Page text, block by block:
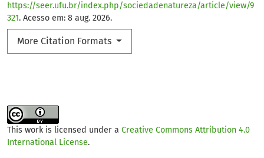
https://seer.ufu.br/index.php/sociedadenatureza/article/view/9
321. Acesso em: 8 aug. 2026.
More Citation Formats
This work is licensed under a Creative Commons Attribution 4.0
International License.